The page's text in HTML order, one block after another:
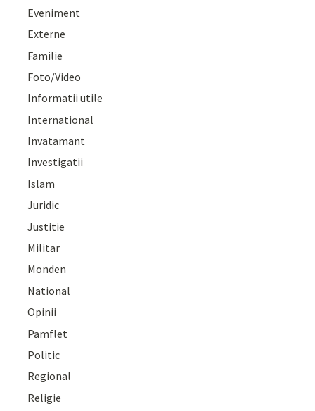
Eveniment
Externe
Familie
Foto/Video
Informatii utile
International
Invatamant
Investigatii
Islam
Juridic
Justitie
Militar
Monden
National
Opinii
Pamflet
Politic
Regional
Religie